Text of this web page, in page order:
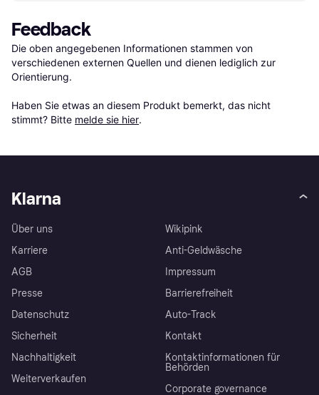
Feedback
Die oben angegebenen Informationen stammen von
verschiedenen externen Quellen und dienen lediglich zur
Orientierung.
Haben Sie etwas an diesem Produkt bemerkt, das nicht
stimmt? Bitte melde sie hier.
Klarna
Über uns
Karriere
AGB
Presse
Datenschutz
Sicherheit
Nachhaltigkeit
Weiterverkaufen
Wikipink
Anti-Geldwäsche
Impressum
Barrierefreiheit
Auto-Track
Kontakt
Kontaktinformationen für
Behörden
Corporate governance